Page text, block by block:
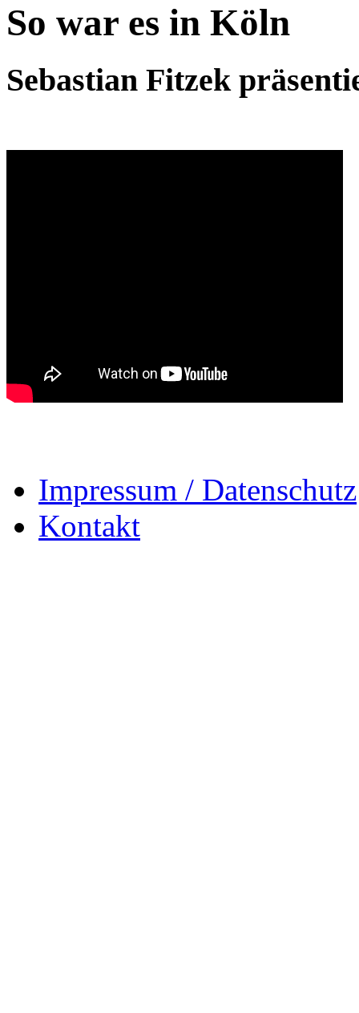
So war es in Köln
Sebastian Fitzek
Impressum / Datenschutz
Kontakt